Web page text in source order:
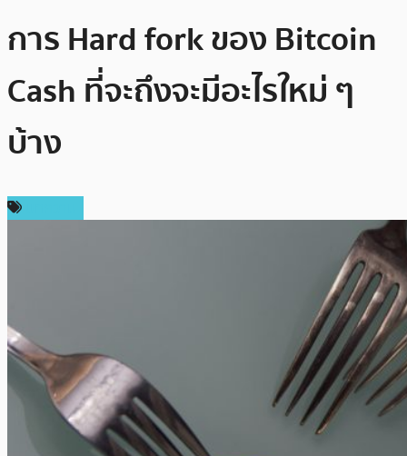
การ Hard fork ของ Bitcoin
Cash ที่จะถึงจะมีอะไรใหม่ ๆ
บ้าง